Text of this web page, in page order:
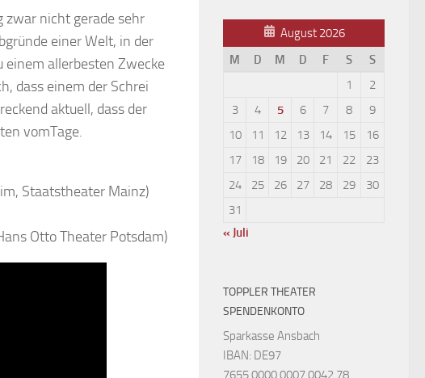
zwar nicht gerade sehr
einer Welt, in der
einem allerbesten Zwecke
dass einem der Schrei
aktuell, dass der
vomTage.
Staatstheater Mainz)
Otto Theater Potsdam)
August 2026
M
D M D F S
S
1
2
3
4 5 6 7 8
9
10
11 12 13 14 15
16
17
18 19 20 21 22
23
24
25 26 27 28 29
30
31
« Juli
TOPPLER THEATER
SPENDENKONTO
Sparkasse Ansbach
IBAN: DE97
7655 0000 0007 0042 78